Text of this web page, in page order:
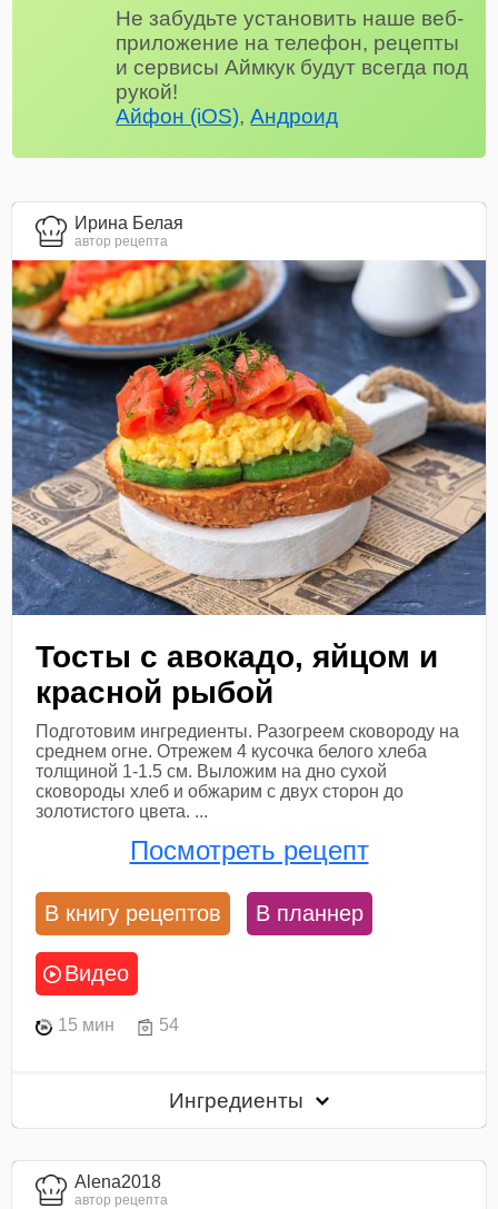
Не забудьте установить наше веб-
приложение на телефон, рецепты
и сервисы Аймкук будут всегда под
рукой!
Айфон (iOS),Андроид
Ирина Белая
автор рецепта
Тосты с авокадо, яйцом и
красной рыбой
Подготовим ингредиенты. Разогреем сковороду на
среднем огне. Отрежем 4 кусочка белого хлеба
толщиной 1-1.5 см. Выложим на дно сухой
сковороды хлеб и обжарим с двух сторон до
золотистого цвета. ...
Посмотреть рецепт
В книгу рецептов В планнер
Видео
15 мин 54
Ингредиенты
Alena2018
автор рецепта